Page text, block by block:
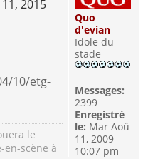
2015
10/etg-
le
en-scène à
Quo
d'evian
Idole du
stade
Messages:
2399
Enregistré
le: Mar Aoû
11, 2009
10:07 pm